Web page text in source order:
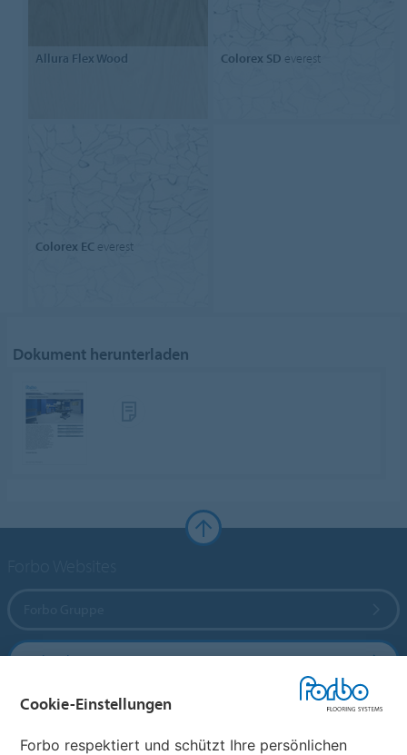
Allura Flex Wood Colorex SD everest
Colorex EC everest
Dokument herunterladen
Forbo Flooring Systems
Forbo Movement Systems
Cookie-Einstellungen
Forbo respektiert und schützt Ihre persönlichen